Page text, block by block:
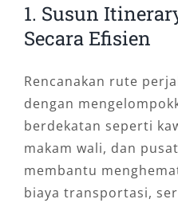
1. Susun
Secara Efisien
Rencanakan rute
dengan
berdekatan seperti
makam wali, dan
membantu
biaya transportasi,